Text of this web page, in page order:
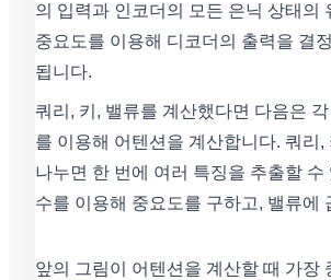
의 입력과 인코더의 모든 은닉 상태의
중요도를 이용해 디코더의 출력을 결
됩니다.
쿼리, 키, 밸류를 계산했다면 다음은
를 이용해 어텐션을 계산합니다. 쿼리
나누면 한 번에 여러 특징을 추출할
수를 이용해 중요도를 구하고, 밸류에
앞의 그림이 어텐션을 계산할 때 가장